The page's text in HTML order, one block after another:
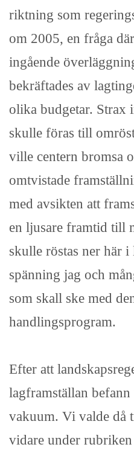
riktning som
om 2005, en fråga
ingående
bekräftades av
olika budgetar. Strax
skulle föras till
ville centern bromsa
omtvistade
med avsikten att
en ljusare framtid till
skulle röstas ner här
spänning jag och
som skall ske med
handlingsprogram.
Efter att
lagframställan
vakuum. Vi valde då
vidare under